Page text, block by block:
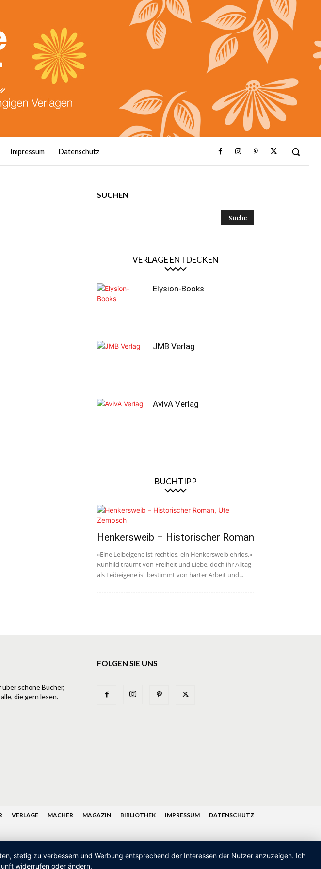
Impressum Datenschutz
SUCHEN
VERLAGE ENTDECKEN
Elysion-Books
JMB Verlag
AvivA Verlag
BUCHTIPP
Henkersweib – Historischer Roman
»Eine Leibeigene ist rechtlos, ein Henkersweib ehrlos.«
Runhild träumt von Freiheit und Liebe, doch ihr Alltag
als Leibeigene ist bestimmt von harter Arbeit und...
schöne Bücher,
die gern lesen.
FOLGEN SIE UNS
VERLAGE MACHER MAGAZIN BIBLIOTHEK IMPRESSUM DATENSCHUTZ
stetig zu verbessern und Werbung entsprechend der Interessen der Nutzer anzuzeigen. Ich
widerrufen oder ändern.